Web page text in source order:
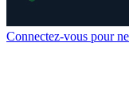
Connectez-vous pour